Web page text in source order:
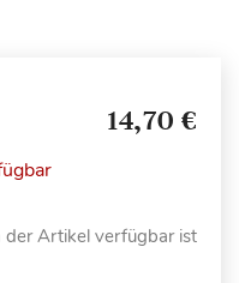
14,70 €
der Artikel verfügbar ist